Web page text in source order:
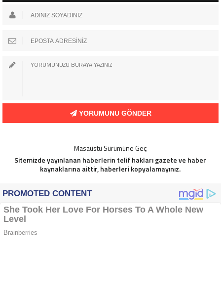
YORUMUNU GÖNDER
Masaüstü Sürümüne Geç
Sitemizde yayınlanan haberlerin telif hakları gazete ve haber
kaynaklarına aittir, haberleri kopyalamayınız.